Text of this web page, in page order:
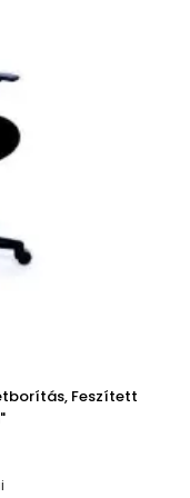
Feszített